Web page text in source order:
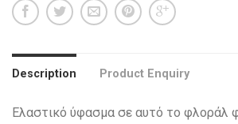
Description Product Enquiry
Ελαστικό ύφασμα σε αυτό το φλοράλ